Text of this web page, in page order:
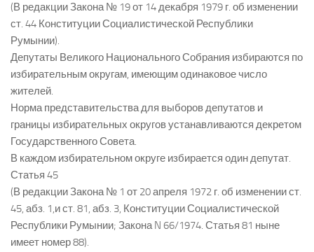
(В редакции Закона № 19 от 14 декабря 1979 г. об изменении
ст. 44 Конституции Социалистической Республики
Румынии).
Депутаты Великого Национального Собрания избираются по
избирательным округам, имеющим одинаковое число
жителей.
Норма представительства для выборов депутатов и
границы избирательных округов устанавливаются декретом
Государственного Совета.
В каждом избирательном округе избирается один депутат.
Статья 45
(В редакции Закона № 1 от 20 апреля 1972 г. об изменении ст.
45, абз. 1,и ст. 81, абз. 3, Конституции Социалистической
Республики Румынии; Закона N 66/1974. Статья 81 ныне
имеет номер 88).